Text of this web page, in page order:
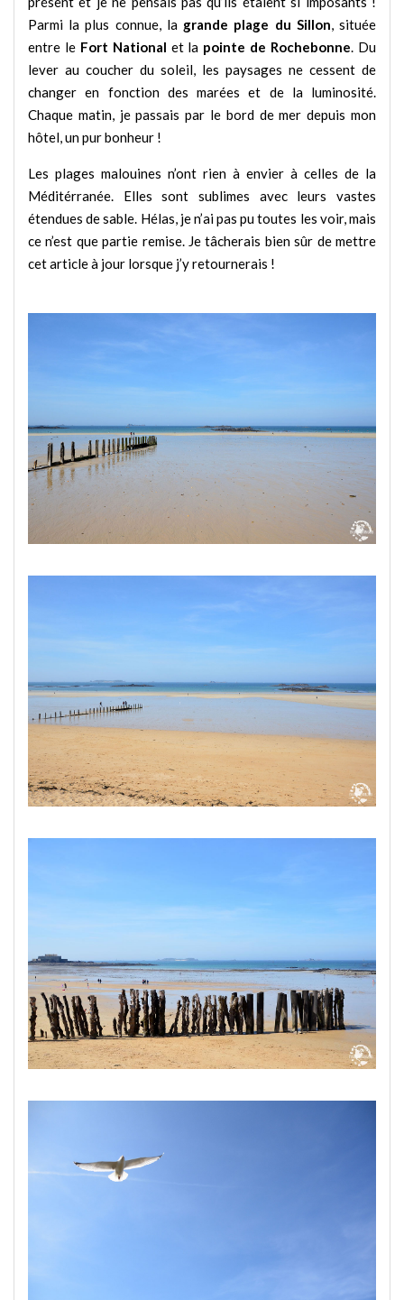
Parmi la plus connue, la grande plage du Sillon, située
entre le Fort National et la pointe de Rochebonne. Du
lever au coucher du soleil, les paysages ne cessent de
changer en fonction des marées et de la luminosité.
Chaque matin, je passais par le bord de mer depuis mon
hôtel, un pur bonheur !
Les plages malouines n’ont rien à envier à celles de la
Méditérranée. Elles sont sublimes avec leurs vastes
étendues de sable. Hélas, je n’ai pas pu toutes les voir, mais
ce n’est que partie remise. Je tâcherais bien sûr de mettre
cet article à jour lorsque j’y retournerais !